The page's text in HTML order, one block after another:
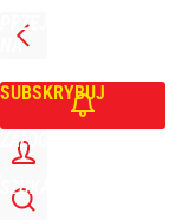
PRZEJDŹ
NA
GŁÓWNĄ
SUBSKRYBUJ
ZALOGUJ
SZUKAJ